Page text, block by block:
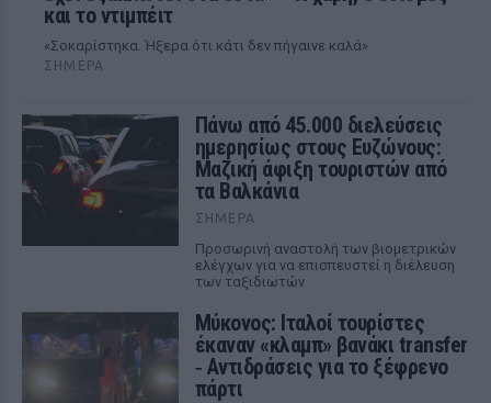
και το ντιμπέιτ
«Σοκαρίστηκα. Ήξερα ότι κάτι δεν πήγαινε καλά»
ΣΉΜΕΡΑ
Πάνω από 45.000 διελεύσεις
ημερησίως στους Ευζώνους:
Μαζική άφιξη τουριστών από
τα Βαλκάνια
ΣΉΜΕΡΑ
Προσωρινή αναστολή των βιομετρικών
ελέγχων για να επισπευστεί η διέλευση
των ταξιδιωτών
Μύκονος: Ιταλοί τουρίστες
έκαναν «κλαμπ» βανάκι transfer
‑ Αντιδράσεις για το ξέφρενο
πάρτι